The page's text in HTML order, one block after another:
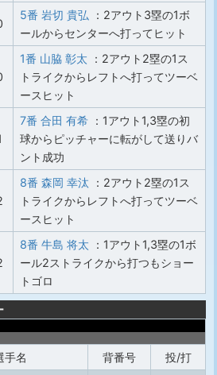
5番 岩切 貴弘 ：2アウト3塁の1ボ
ールからセンターへ打ってヒット
1番 山脇 彰太 ：2アウト2塁の1ス
トライクからレフトへ打ってツーベ
ースヒット
7番 合田 有希 ：1アウト1,3塁の初
球からピッチャーに転がして送りバ
ント成功
8番 森岡 幸汰 ：2アウト2塁の1ス
トライクからレフトへ打ってツーベ
ースヒット
8番 牛島 将太 ：1アウト1,3塁の1ボ
ール2ストライクから打つもショー
トゴロ
手名 背番号
投/打